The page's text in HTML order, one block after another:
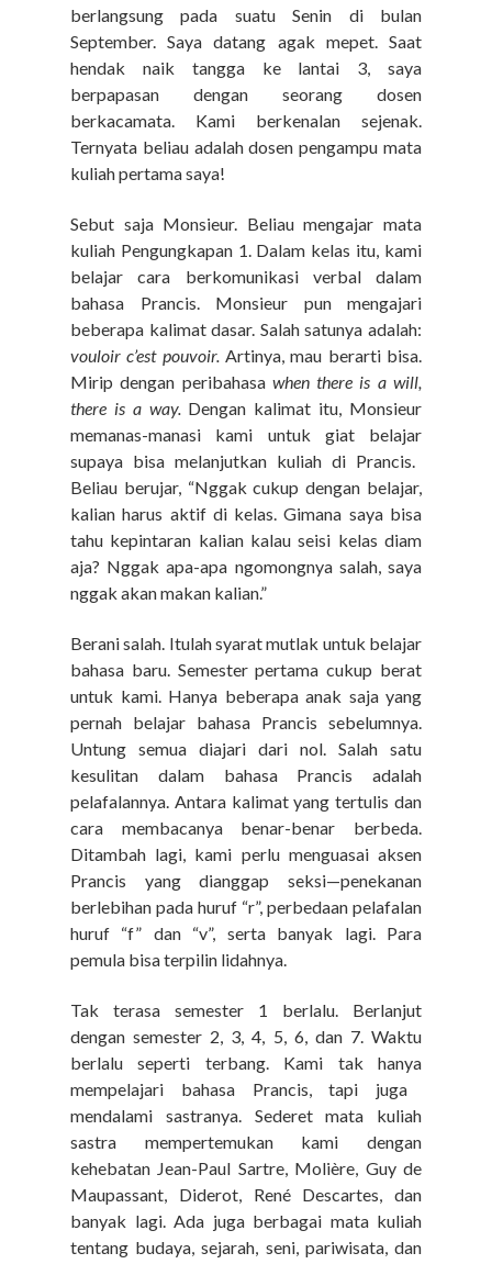
berlangsung pada suatu Senin di bulan
September. Saya datang agak mepet. Saat
hendak naik tangga ke lantai 3, saya
berpapasan dengan seorang dosen
berkacamata. Kami berkenalan sejenak.
Ternyata beliau adalah dosen pengampu mata
kuliah pertama saya!
Sebut saja Monsieur. Beliau mengajar mata
kuliah Pengungkapan 1. Dalam kelas itu, kami
belajar cara berkomunikasi verbal dalam
bahasa Prancis. Monsieur pun mengajari
beberapa kalimat dasar. Salah satunya adalah:
vouloir c’est pouvoir. Artinya, mau berarti bisa.
Mirip dengan peribahasa when there is a will,
there is a way. Dengan kalimat itu, Monsieur
memanas-manasi kami untuk giat belajar
supaya bisa melanjutkan kuliah di Prancis.
Beliau berujar, “Nggak cukup dengan belajar,
kalian harus aktif di kelas. Gimana saya bisa
tahu kepintaran kalian kalau seisi kelas diam
aja? Nggak apa-apa ngomongnya salah, saya
nggak akan makan kalian.”
Berani salah. Itulah syarat mutlak untuk belajar
bahasa baru. Semester pertama cukup berat
untuk kami. Hanya beberapa anak saja yang
pernah belajar bahasa Prancis sebelumnya.
Untung semua diajari dari nol. Salah satu
kesulitan dalam bahasa Prancis adalah
pelafalannya. Antara kalimat yang tertulis dan
cara membacanya benar-benar berbeda.
Ditambah lagi, kami perlu menguasai aksen
Prancis yang dianggap seksi—penekanan
berlebihan pada huruf “r”, perbedaan pelafalan
huruf “f” dan “v”, serta banyak lagi. Para
pemula bisa terpilin lidahnya.
Tak terasa semester 1 berlalu. Berlanjut
dengan semester 2, 3, 4, 5, 6, dan 7.Waktu
berlalu seperti terbang.Kami tak hanya
mempelajari bahasa Prancis, tapi juga
mendalami sastranya. Sederetmata kuliah
sastra mempertemukan kami dengan
kehebatan Jean-Paul Sartre, Molière, Guy de
Maupassant, Diderot, René Descartes, dan
banyak lagi. Ada juga berbagai mata kuliah
tentang budaya, sejarah, seni, pariwisata, dan